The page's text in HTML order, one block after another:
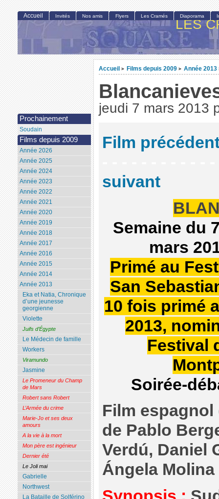
LES
Accueil > Films depuis 2009 > Année 2013
jeudi 7 mars 2013
Film
suivant
Semaine du
mars
Primé au
San
10 fois primé
2013,
Festival
Soirée-
Film espagnol
de Pablo
Verdú, Daniel
Ángela Molina
Accueil Invités Nos amis Flyers Les Cramés Diaporama
Prochainement
Soudain
Films depuis 2009
Année 2026
Année 2025
Année 2024
Année 2023
Année 2022
Année 2021
Année 2020
Année 2019
Année 2018
Année 2017
Année 2016
Année 2015
Année 2014
Année 2013
Eka et Natia, Chronique
d’une jeunesse
georgienne
Violette
Juifs d’Égypte
Le Médecin de famille
Workers
Viramundo
Jasmine
Le Promeneur du Champ
de Mars
Robert sans Robert
L’Armée du crime
Marie-Jo et ses deux
amours
A la vie à la mort
Mon père est ingénieur
Dernier été
Le Joli mai
Gabrielle
Northwest
La Bataille de Solférino